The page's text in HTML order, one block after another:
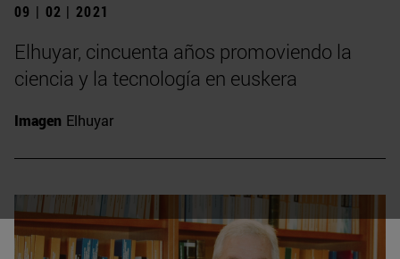
09 | 02 | 2021
Elhuyar, cincuenta años promoviendo la
ciencia y la tecnología en euskera
Imagen Elhuyar